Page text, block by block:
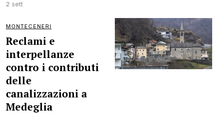
2 sett
MONTECENERI
Reclami e
interpellanze
contro i contributi
delle
canalizzazioni a
Medeglia